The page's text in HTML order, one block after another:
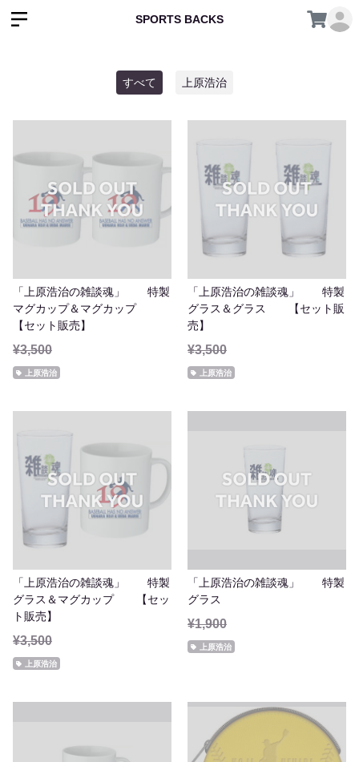
SPORTS BACKS
すべて 上原浩治
「上原浩治の雑談魂」 特製
マグカップ＆マグカップ
【セット販売】
¥3,500
上原浩治
「上原浩治の雑談魂」 特製
グラス＆グラス 【セット販
売】
¥3,500
上原浩治
「上原浩治の雑談魂」 特製
グラス＆マグカップ 【セッ
ト販売】
¥3,500
上原浩治
「上原浩治の雑談魂」 特製
グラス
¥1,900
上原浩治